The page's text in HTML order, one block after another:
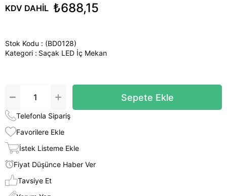
KDV DAHIL ₺688,15
Stok Kodu
(BD0128)
Kategori : Saçak LED İç Mekan
Telefonla Sipariş
Favorilere Ekle
İstek Listeme Ekle
Fiyat Düşünce Haber Ver
Tavsiye Et